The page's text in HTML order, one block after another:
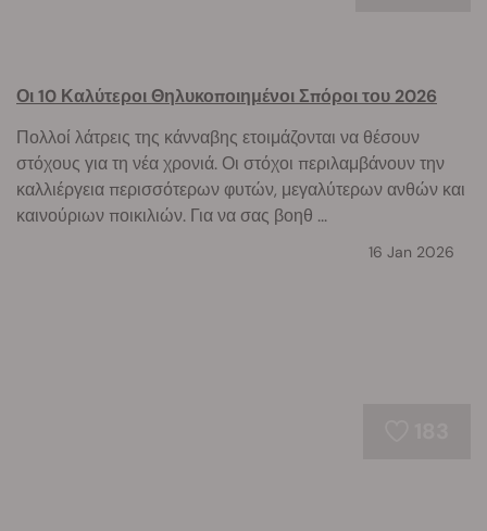
Οι 10 Καλύτεροι Θηλυκοποιημένοι Σπόροι του 2026
Πολλοί λάτρεις της κάνναβης ετοιμάζονται να θέσουν
στόχους για τη νέα χρονιά. Οι στόχοι περιλαμβάνουν την
καλλιέργεια περισσότερων φυτών, μεγαλύτερων ανθών και
καινούριων ποικιλιών. Για να σας βοηθ ...
16 Jan 2026